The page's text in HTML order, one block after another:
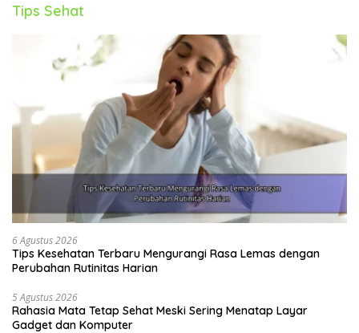
Tips Sehat
6 Agustus 2026
Tips Kesehatan Terbaru Mengurangi Rasa Lemas dengan
Perubahan Rutinitas Harian
5 Agustus 2026
Rahasia Mata Tetap Sehat Meski Sering Menatap Layar
Gadget dan Komputer